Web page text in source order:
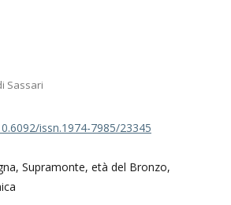
Sassari
issn.1974-7985/23345
Supramonte, età del Bronzo,